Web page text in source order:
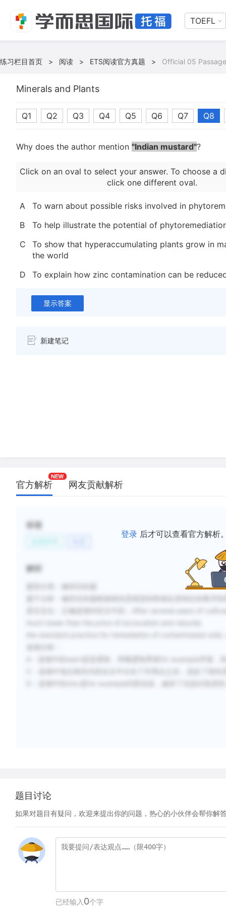
TOEFL
练习栏目首页 > 阅读 > ETS阅读官方真题 > Official 05
Minerals and Plants
Q1 Q2 Q3 Q4 Q5 Q6 Q7 Q8
Why does the author mention "Indian mustard"?
Click on an oval to select your answer. To choose a
click one different oval.
A
To warn about possible risks involved in
B
To help illustrate the potential of
C
To show that hyperaccumulating plants grow in
the world
D
To explain how zinc contamination can be
显示答案
新建笔记
官方解析 网友贡献解析
登录 后才可以查看官方解析
标签
解析
题目讨论
如果对题目有疑问，欢迎来提出你的问题，热心的小伙伴会帮你解
已经输入 0个字